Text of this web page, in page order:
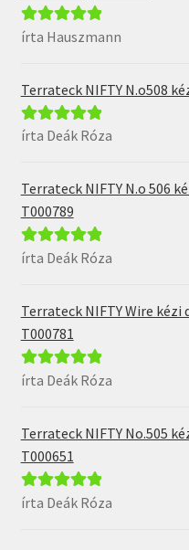
Értékelés:5/
írta Hauszmann
Terrateck NIFTY N.o508
Értékelés: 5/
írta Deák Róza
Terrateck NIFTY N.o 506
T000789
Értékelés: 5/
írta Deák Róza
Terrateck NIFTY Wire
T000781
Értékelés: 5/
írta Deák Róza
Terrateck NIFTY No.505
T000651
Értékelés: 5/
írta Deák Róza